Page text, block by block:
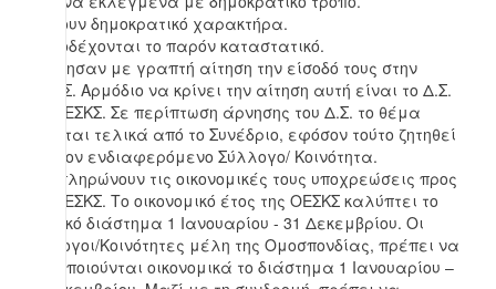
2. Έχουν δημοκρατικό χαρακτήρα.
3. Αποδέχονται το παρόν καταστατικό.
4. Ζήτησαν με γραπτή αίτηση την είσοδό τους στην
ΟΕΣΚΣ. Αρμόδιο να κρίνει την αίτηση αυτή είναι το Δ.Σ.
της ΟΕΣΚΣ. Σε περίπτωση άρνησης του Δ.Σ. το θέμα
κρίνεται τελικά από το Συνέδριο, εφόσον τούτο ζητηθεί
από τον ενδιαφερόμενο Σύλλογο/ Κοινότητα.
5. Εκπληρώνουν τις οικονομικές τους υποχρεώσεις προς
την ΟΕΣΚΣ. Το οικονομικό έτος της ΟΕΣΚΣ καλύπτει το
χρονικό διάστημα 1 Ιανουαρίου - 31 Δεκεμβρίου. Οι
Σύλλογοι/Κοινότητες μέλη της Ομοσπονδίας, πρέπει να
τακτοποιούνται οικονομικά το διάστημα 1 Ιανουαρίου –